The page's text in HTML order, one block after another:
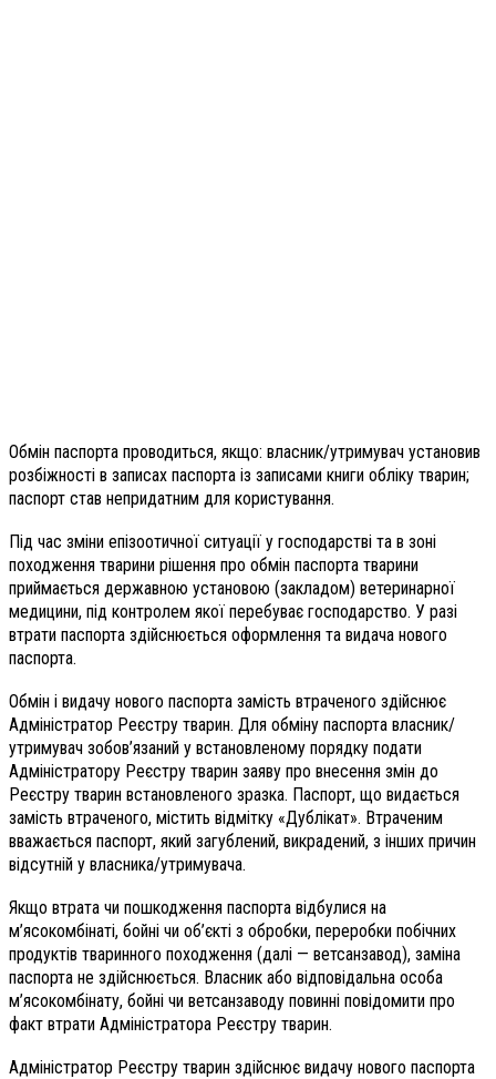
Обмін паспорта проводиться, якщо: власник/утримувач установив
розбіжності в записах паспорта із записами книги обліку тварин;
паспорт став непридатним для користування.
Під час зміни епізоотичної ситуації у господарстві та в зоні
походження тварини рішення про обмін паспорта тварини
приймається державною установою (закладом) ветеринарної
медицини, під контролем якої перебуває господарство. У разі
втрати паспорта здійснюється оформлення та видача нового
паспорта.
Обмін і видачу нового паспорта замість втраченого здійснює
Адміністратор Реєстру тварин. Для обміну паспорта власник/
утримувач зобов’язаний у встановленому порядку подати
Адміністратору Реєстру тварин заяву про внесення змін до
Реєстру тварин встановленого зразка. Паспорт, що видається
замість втраченого, містить відмітку «Дублікат». Втраченим
вважається паспорт, який загублений, викрадений, з інших причин
відсутній у власника/утримувача.
Якщо втрата чи пошкодження паспорта відбулися на
м’ясокомбінаті, бойні чи об’єкті з обробки, переробки побічних
продуктів тваринного походження (далі — ветсанзавод), заміна
паспорта не здійснюється. Власник або відповідальна особа
м’ясокомбінату, бойні чи ветсанзаводу повинні повідомити про
факт втрати Адміністратора Реєстру тварин.
Адміністратор Реєстру тварин здійснює видачу нового паспорта